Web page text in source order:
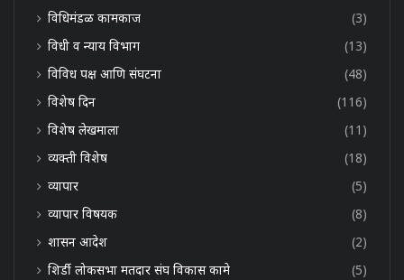
विधिमंडळ कामकाज
(3)
विधी व न्याय विभाग
(13)
विविध पक्ष आणि संघटना
(48)
विशेष दिन
(116)
विशेष लेखमाला
(11)
व्यक्ती विशेष
(18)
व्यापार
(5)
व्यापार विषयक
(8)
शासन आदेश
(2)
शिर्डी लोकसभा मतदार संघ विकास कामे
(5)